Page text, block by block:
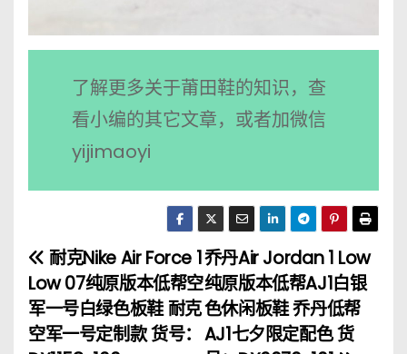
了解更多关于莆田鞋的知识，查
看小编的其它文章，或者加微信
yijimaoyi
文
章
导
乔丹Air Jordan 1 Low
纯原版本低帮AJ1白银
色休闲板鞋 乔丹低帮
AJ1七夕限定配色 货
耐克Nike Air Force 1
Low 07纯原版本低帮空
军一号白绿色板鞋 耐克
空军一号定制款 货号：